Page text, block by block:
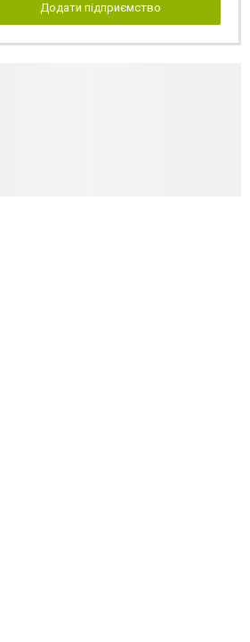
Додати підприємство